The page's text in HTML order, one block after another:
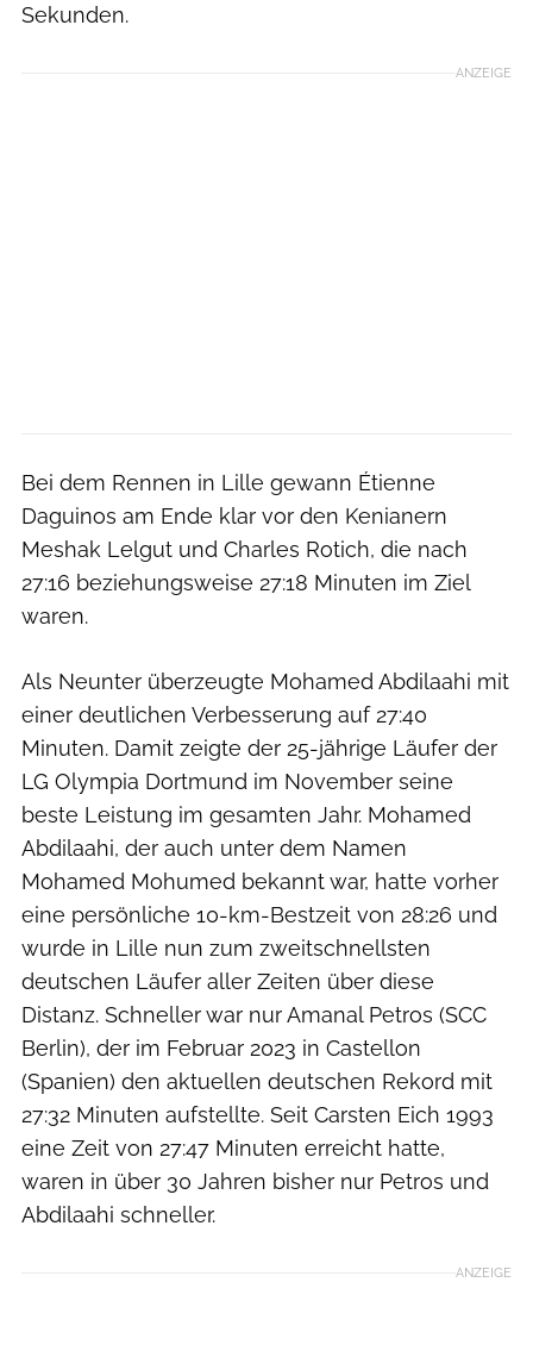
Sekunden.
ANZEIGE
Bei dem Rennen in Lille gewann Étienne
Daguinos am Ende klar vor den Kenianern
Meshak Lelgut und Charles Rotich, die nach
27:16 beziehungsweise 27:18 Minuten im Ziel
waren.
Als Neunter überzeugte Mohamed Abdilaahi mit
einer deutlichen Verbesserung auf 27:40
Minuten. Damit zeigte der 25-jährige Läufer der
LG Olympia Dortmund im November seine
beste Leistung im gesamten Jahr. Mohamed
Abdilaahi, der auch unter dem Namen
Mohamed Mohumed bekannt war, hatte vorher
eine persönliche 10-km-Bestzeit von 28:26 und
wurde in Lille nun zum zweitschnellsten
deutschen Läufer aller Zeiten über diese
Distanz. Schneller war nur Amanal Petros (SCC
Berlin), der im Februar 2023 in Castellon
(Spanien) den aktuellen deutschen Rekord mit
27:32 Minuten aufstellte. Seit Carsten Eich 1993
eine Zeit von 27:47 Minuten erreicht hatte,
waren in über 30 Jahren bisher nur Petros und
Abdilaahi schneller.
ANZEIGE